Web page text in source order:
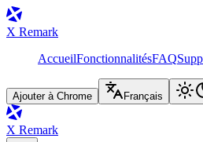
X Remark
AccueilFonctionnalitésFAQ
Ajouter à Chrome Français
X Remark